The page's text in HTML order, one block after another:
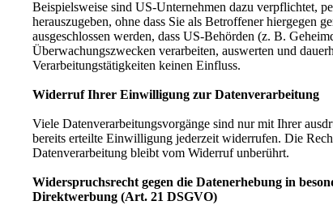
Beispielsweise sind US-Unternehmen dazu verpflichtet,
herauszugeben, ohne dass Sie als Betroffener hiergegen
ausgeschlossen werden, dass US-Behörden (z. B.
Überwachungszwecken verarbeiten, auswerten und
Verarbeitungstätigkeiten keinen Einfluss.
Widerruf Ihrer Einwilligung zur Datenverarbeitung
Viele Datenverarbeitungsvorgänge sind nur mit Ihrer
bereits erteilte Einwilligung jederzeit widerrufen. Die
Datenverarbeitung bleibt vom Widerruf unberührt.
Widerspruchsrecht gegen die Datenerhebung in
Direktwerbung (Art. 21 DSGVO)